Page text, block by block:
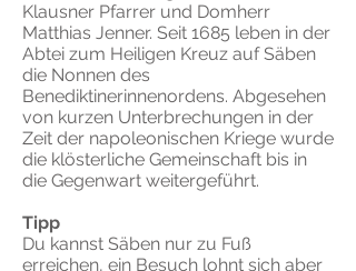
Klausner Pfarrer und Domherr
Matthias Jenner. Seit 1685 leben in der
Abtei zum Heiligen Kreuz auf Säben
die Nonnen des
Benediktinerinnenordens. Abgesehen
von kurzen Unterbrechungen in der
Zeit der napoleonischen Kriege wurde
die klösterliche Gemeinschaft bis in
die Gegenwart weitergeführt.
Tipp
Du kannst Säben nur zu Fuß
erreichen, ein Besuch lohnt sich aber